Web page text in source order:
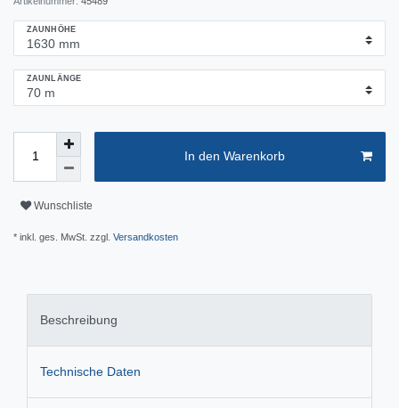
ZAUNHÖHE
ZAUNLÄNGE
In den Warenkorb
Wunschliste
* inkl. ges. MwSt. zzgl. Versandkosten
Beschreibung
Technische Daten